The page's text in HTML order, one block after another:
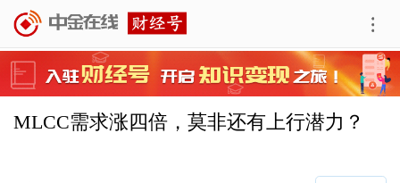
MLCC需求涨四倍，莫非还有上行潜力？